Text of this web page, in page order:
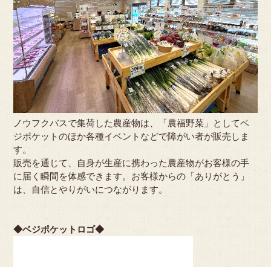
ノウフクバスで集荷した農産物は、「農福野菜」としてベ
ジポケットのほか各種イベントなどで障がい者が販売しま
す。
販売を通じて、自身が生産に携わった農産物がお客様の手
に届く瞬間を体感できます。お客様からの「ありがとう」
は、自信とやりがいにつながります。
◆ベジポケットロゴ◆